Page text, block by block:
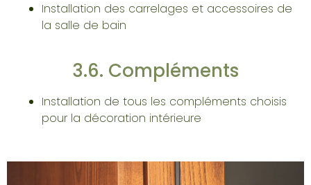
Installation des carrelages et accessoires de
la salle de bain
3.6. Compléments
Installation de tous les compléments choisis
pour la décoration intérieure